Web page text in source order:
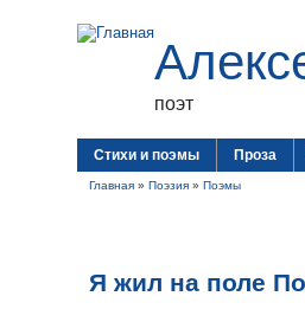
поэт
Стихи и поэмы Проза
Главная » Поэзия » Поэмы
Я жил на поле